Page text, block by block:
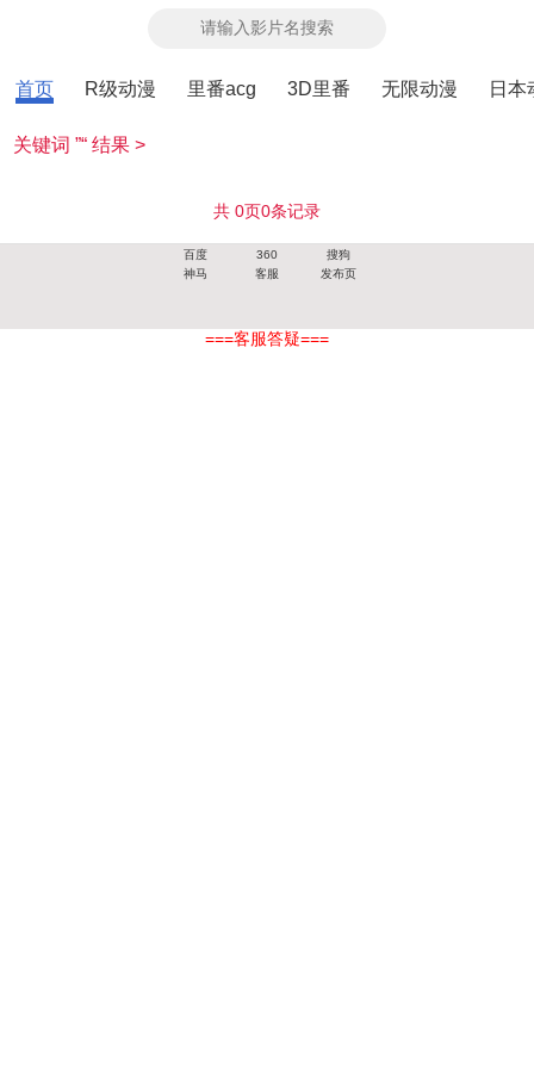
首页 R级动漫 里番acg 3D里番 无限动漫 日本
关键词 ”“ 结果 >
共 0页0条记录
百度 360
搜狗
神马
客服 发布页
===客服答疑===